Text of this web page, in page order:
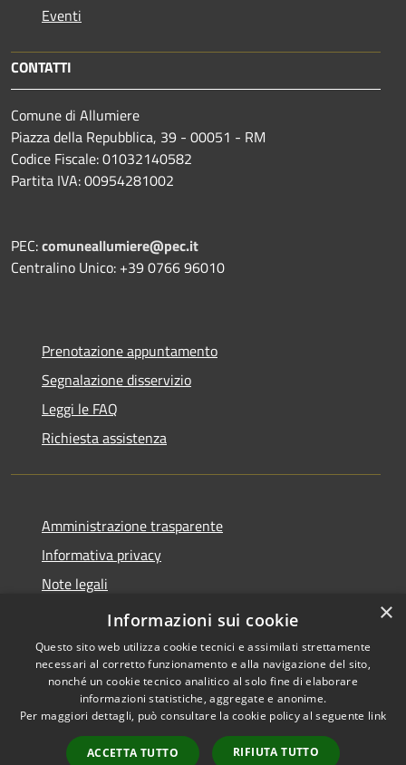
Eventi
CONTATTI
Comune di Allumiere
Piazza della Repubblica, 39 - 00051 - RM
Codice Fiscale: 01032140582
Partita IVA: 00954281002
PEC:comuneallumiere@pec.it
Centralino Unico: +39 0766 96010
Prenotazione appuntamento
Segnalazione disservizio
Leggi le FAQ
Richiesta assistenza
Amministrazione trasparente
Informativa privacy
Note legali
Dichiarazione di accessibilità
Accessibilità
Copyright © 2026 • Comune di
Allumiere • Powered by
Municipium•
Accesso
×
Informazioni sui cookie
Questo sito web utilizza cookie tecnici e assimilati strettamente
necessari al corretto funzionamento e alla navigazione del sito,
nonché un cookie tecnico analitico al solo fine di elaborare
informazioni statistiche, aggregate e anonime.
Per maggiori dettagli, può consultare la cookie policy al seguente link
ACCETTA TUTTO RIFIUTA TUTTO